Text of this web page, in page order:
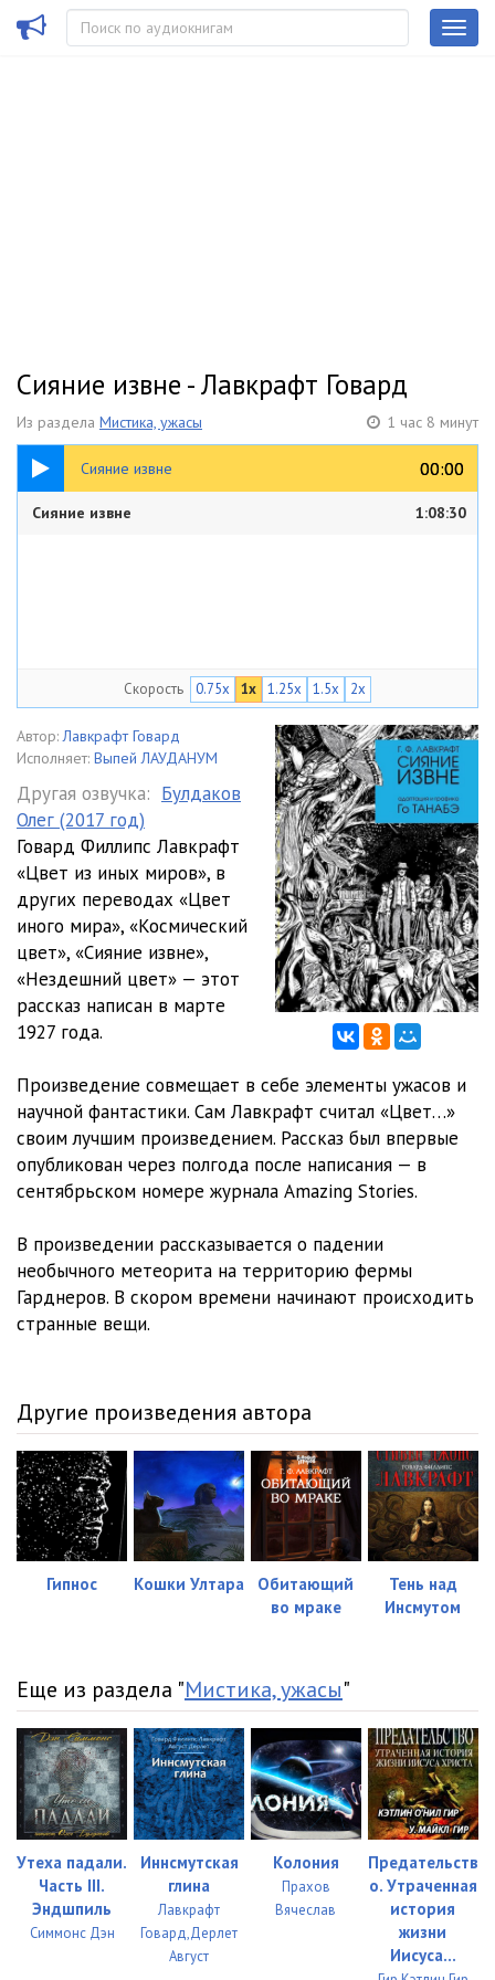
Сияние извне - Лавкрафт Говард
Из раздела Мистика, ужасы 1 час 8 минут
Сияние извне 00:00
00:00
1:08:30
Сияние извне 1:08:30
Скорость 0.75x 1x 1.25x 1.5x 2x
Автор: Лавкрафт Говард
Исполняет: Выпей ЛАУДАНУМ
Другая озвучка: Булдаков
Олег (2017 год)
Говард Филлипс Лавкрафт
«Цвет из иных миров», в
других переводах «Цвет
иного мира», «Космический
цвет», «Сияние извне»,
«Нездешний цвет» — этот
рассказ написан в марте
1927 года.
Произведение совмещает в себе элементы ужасов и
научной фантастики. Сам Лавкрафт считал «Цвет…»
своим лучшим произведением. Рассказ был впервые
опубликован через полгода после написания — в
сентябрьском номере журнала Amazing Stories.
В произведении рассказывается о падении
необычного метеорита на территорию фермы
Гарднеров. В скором времени начинают происходить
странные вещи.
Другие произведения автора
Гипнос Кошки Ултара
Обитающий
во мраке
Тень над
Инсмутом
Еще из раздела "Мистика, ужасы"
Утеха падали.
Часть III.
Эндшпиль
Симмонс Дэн
Иннсмутская
глина
Лавкрафт
Говард,Дерлет
Август
Колония
Прахов
Вячеслав
Предательств
о. Утраченная
история
жизни
Иисуса...